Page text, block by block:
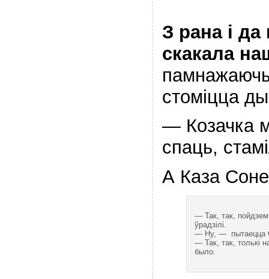
З рана і
скакала
стоміцца
— Козачка
спаць,
А Каза
— Так, так,
ўрадзілі.
— Ну, — пытаецца
— Так, так, толькі
было.